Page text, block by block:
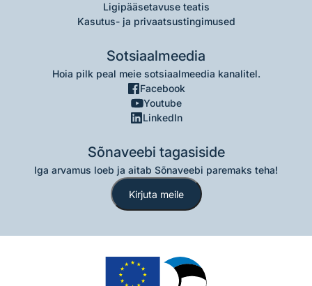
Ligipääsetavuse teatis
Kasutus- ja privaatsustingimused
Sotsiaalmeedia
Hoia pilk peal meie sotsiaalmeedia kanalitel.
Facebook
Youtube
LinkedIn
Sõnaveebi tagasiside
Iga arvamus loeb ja aitab Sõnaveebi paremaks teha!
Kirjuta meile